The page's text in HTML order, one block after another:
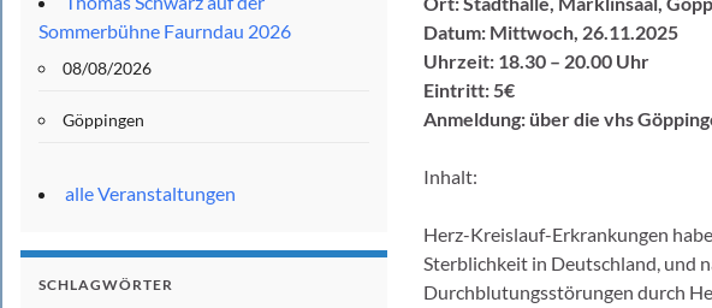
Datum: Mittwoch, 26.11.2025
Uhrzeit: 18.30 – 20.00 Uhr
Eintritt: 5€
Anmeldung: über die vhs
Inhalt:
Herz-Kreislauf-Erkrankungen
Sterblichkeit in Deutschland, und
Durchblutungsstörungen durch
Sommerbühne Faurndau 2026
08/08/2026
Göppingen
alle Veranstaltungen
SCHLAGWÖRTER